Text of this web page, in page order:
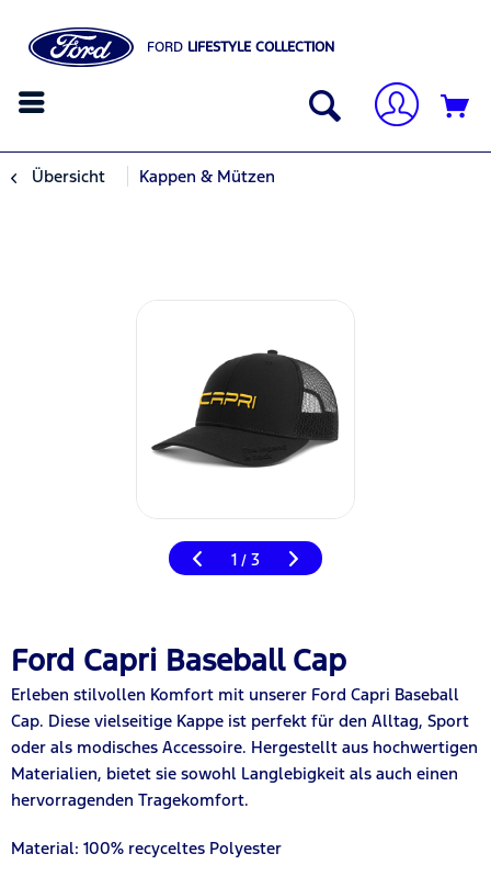
FORD LIFESTYLE COLLECTION
Übersicht Kappen & Mützen
1 / 3
Ford Capri Baseball Cap
Erleben stilvollen Komfort mit unserer Ford Capri Baseball
Cap. Diese vielseitige Kappe ist perfekt für den Alltag, Sport
oder als modisches Accessoire. Hergestellt aus hochwertigen
Materialien, bietet sie sowohl Langlebigkeit als auch einen
hervorragenden Tragekomfort.
Material: 100% recyceltes Polyester